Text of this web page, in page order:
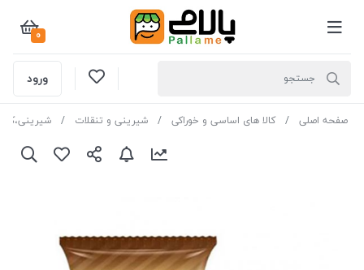
0
ورود
صفحه اصلی کالا های اساسی و خوراکی شیرینی و تنقلات